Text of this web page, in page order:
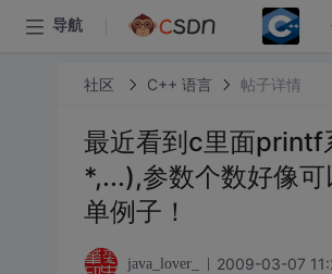
导航
社区 C++ 语言 帖子详情
最近看到c里面printf
*,...),参数个数好像
单例子！
java_lover_ 2009-03-07